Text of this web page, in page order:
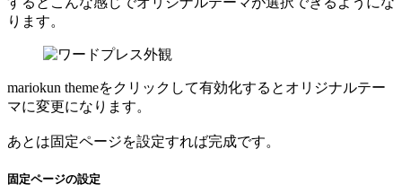
ります。
mariokun themeをクリックして有効化するとオリジナルテー
マに変更になります。
あとは固定ページを設定すれば完成です。
固定ページの設定